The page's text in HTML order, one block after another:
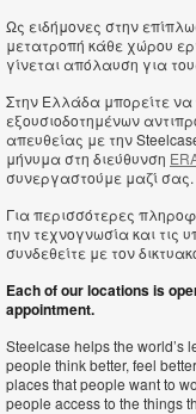
Ως ειδήμονες στην
μετατροπή κάθε χώρου
γίνεται απόλαυση για
Στην Ελλάδα μπορείτε
εξουσιοδοτημένων
απευθείας με την
μήνυμα στη διεύθυνση
συνεργαστούμε μαζί
Για περισσότερες
την τεχνογνωσία και τις
συνδεθείτε με τον
Each of our locations is
appointment.
Steelcase helps the world’s
people think better, feel
places that people want to
people access to the things